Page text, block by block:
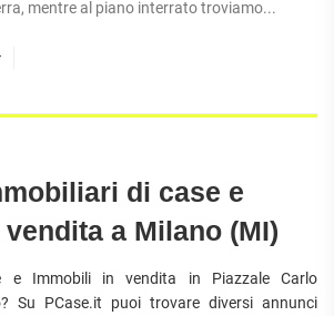
mentre al piano interrato troviamo...
di case e
a Milano (MI)
e Immobili in vendita in Piazzale Carlo
Su PCase.it puoi trovare diversi annunci